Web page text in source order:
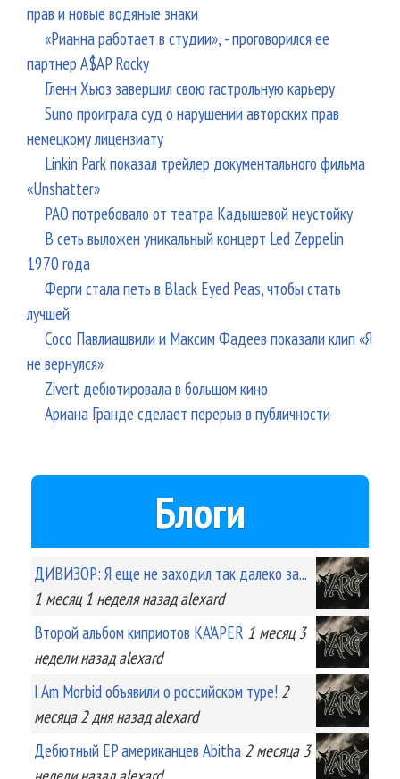
прав и новые водяные знаки
«Рианна работает в студии», - проговорился ее
партнер A$AP Rocky
Гленн Хьюз завершил свою гастрольную карьеру
Suno проиграла суд о нарушении авторских прав
немецкому лицензиату
Linkin Park показал трейлер документального фильма
«Unshatter»
РАО потребовало от театра Кадышевой неустойку
В сеть выложен уникальный концерт Led Zeppelin
1970 года
Ферги стала петь в Black Eyed Peas, чтобы стать
лучшей
Сосо Павлиашвили и Максим Фадеев показали клип «Я
не вернулся»
Zivert дебютировала в большом кино
Ариана Гранде сделает перерыв в публичности
Блоги
ДИВИЗОР: Я еще не заходил так далеко за...
1 месяц 1 неделяназад alexard
Второй альбом киприотов KA'APER 1 месяц 3
неделиназад alexard
I Am Morbid объявили о российском туре! 2
месяца 2 дняназад alexard
Дебютный EP американцев Abitha 2 месяца 3